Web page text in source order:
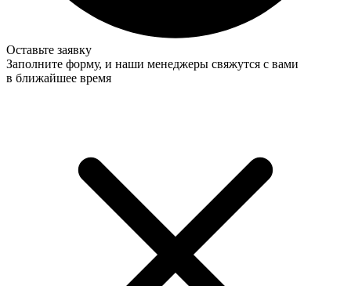
Оставьте заявку
Заполните форму, и наши менеджеры свяжутся с вами
в ближайшее время